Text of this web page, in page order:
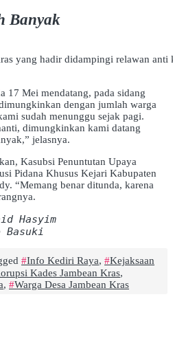
Banyak
yang hadir didampingi relawan
17 Mei mendatang, pada sidang
dengan jumlah warga
sudah menunggu sejak pagi.
dimungkinkan kami datang
jelasnya.
Kasubsi Penuntutan Upaya
Pidana Khusus Kejari Kabupaten
“Memang benar ditunda, karena
Hasyim
Basuki
Info Kediri Raya,
Kejaksaan
Kades Jambean Kras,
, Warga Desa Jambean Kras